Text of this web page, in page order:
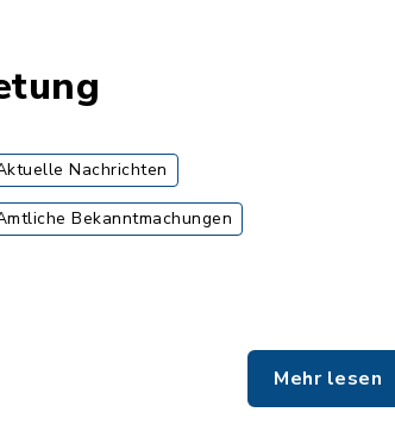
Nachrichten
Bekanntmachungen
Mehr lesen